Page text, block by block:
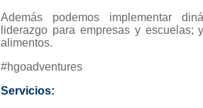
Además podemos implementar
liderazgo para empresas y escuelas;
alimentos.
#hgoadventures
Servicios: